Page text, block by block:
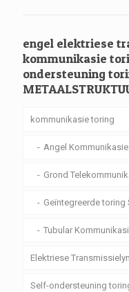
engel elektriese
kommunikasie
ondersteuning
kommunikasie toring
Angel
Grond
Geïntegreerde toring
Tubular
Elektriese
Self-ondersteuning